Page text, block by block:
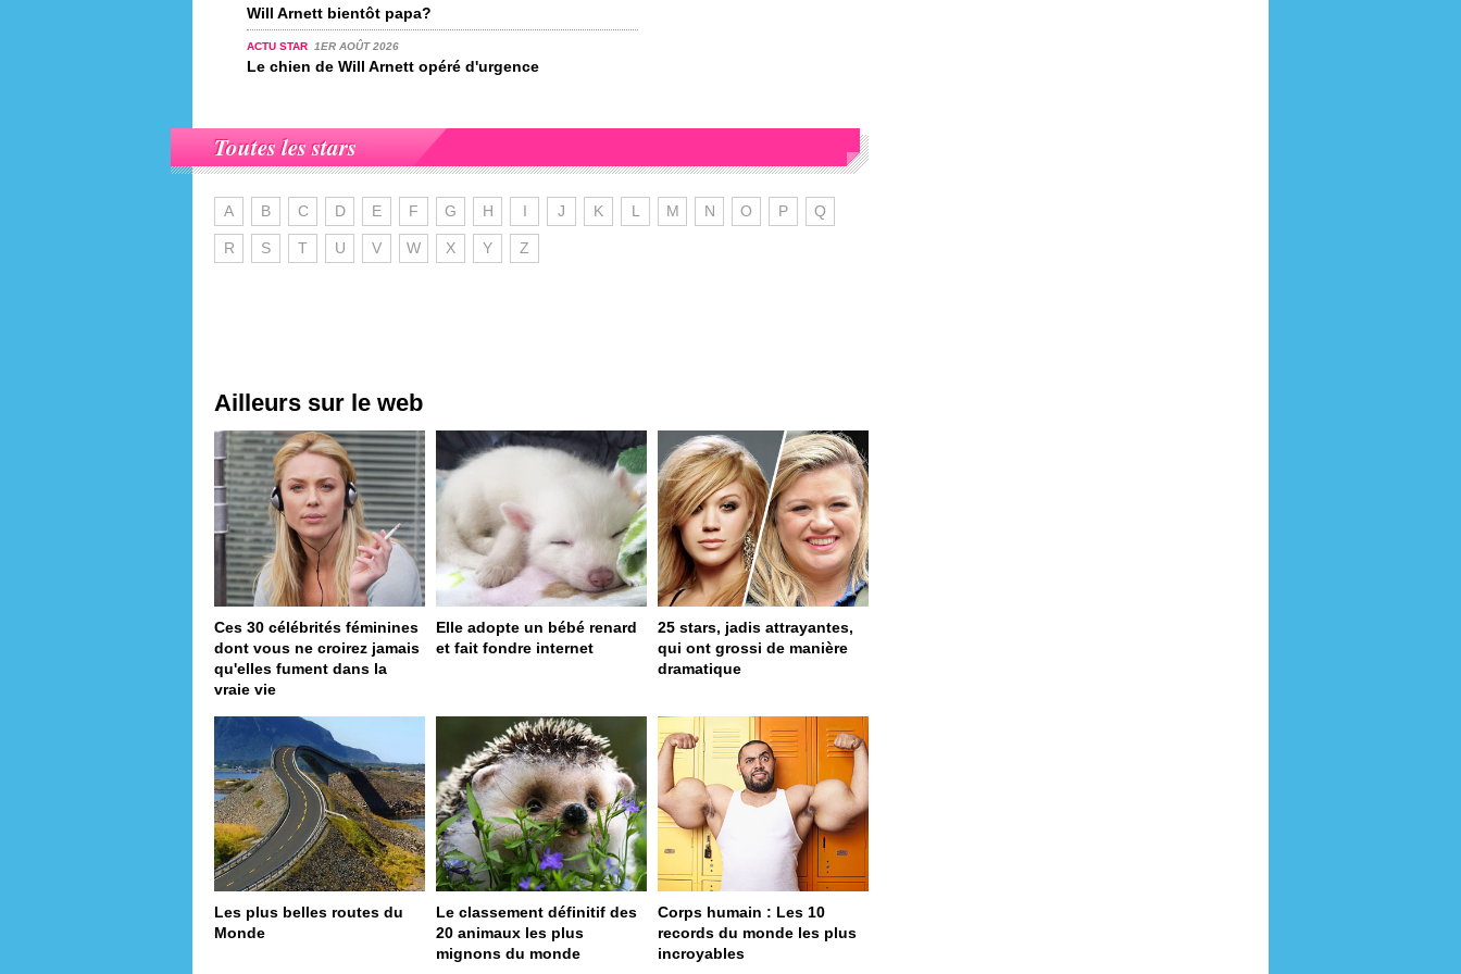
Will Arnett bientôt papa?
ACTU STAR 1ER AOÛT 2026
Le chien de Will Arnett opéré d'urgence
Toutes les stars
A B C D E F G H I J K L M N O P Q
R S T U V W X Y Z
Ailleurs sur le web
Ces 30 célébrités féminines
dont vous ne croirez jamais
qu'elles fument dans la
vraie vie
Elle adopte un bébé renard
et fait fondre internet
25 stars, jadis attrayantes,
qui ont grossi de manière
dramatique
Les plus belles routes du
Monde
Le classement définitif des
20 animaux les plus
mignons du monde
Corps humain : Les 10
records du monde les plus
incroyables